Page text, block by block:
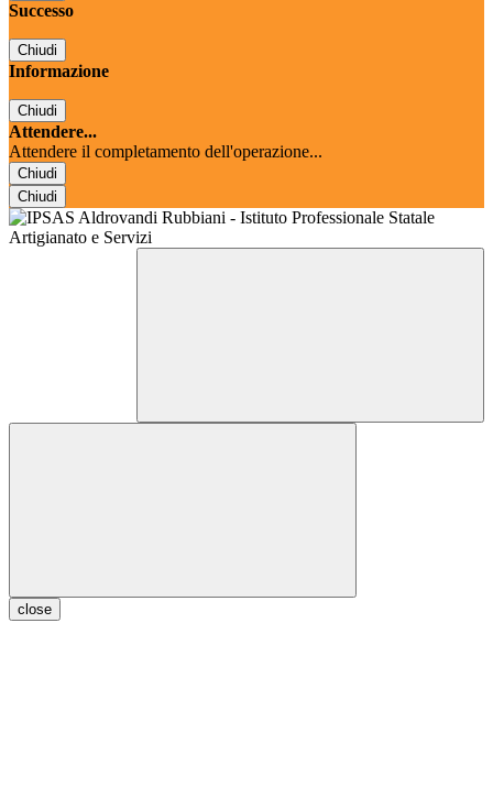
Successo
Chiudi
Informazione
Chiudi
Attendere...
Attendere il completamento dell'operazione...
Chiudi
Chiudi
close